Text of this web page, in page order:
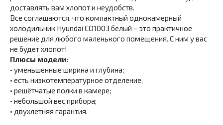
доставлять вам хлопот и неудобств.
Все соглашаются, что компактный однокамерный
холодильник Hyundai CO1003 белый – это практичное
решение для любого маленького помещения. С ним у вас
не будет хлопот!
Плюсы модели:
• уменьшенные ширина и глубина;
• есть низкотемпературное отделение;
• решётчатые полки в камере;
• небольшой вес прибора;
• двухлетняя гарантия.